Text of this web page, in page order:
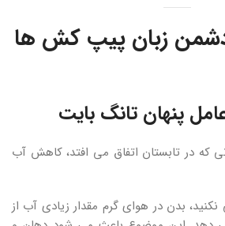
دشمن زبان پیپ کش ها
که در تابستان اتفاق می افتد، کاهش آب
بدن در هوای گرم مقدار زیادی آب از